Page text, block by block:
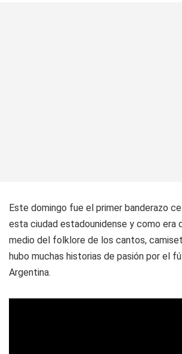
Este domingo fue el primer banderazo
esta ciudad estadounidense y como era
medio del folklore de los cantos,
hubo muchas historias de pasión por el
Argentina.